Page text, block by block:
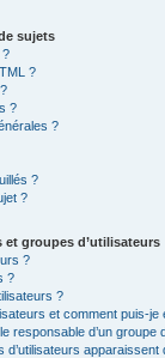
sujets
?
?
?
?
?
?
et groupes d’utilisateurs
?
?
?
et comment puis-je
responsable d’un groupe
d’utilisateurs